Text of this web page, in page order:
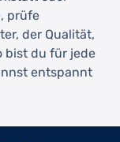
prüfe
der Qualität,
bist du für jede
entspannt